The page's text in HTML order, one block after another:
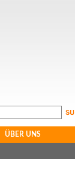
ÜBER UNS